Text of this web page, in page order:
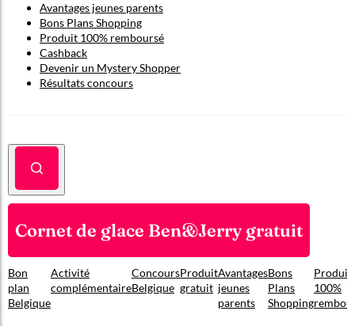
Avantages jeunes parents
Bons Plans Shopping
Produit 100% remboursé
Cashback
Devenir un Mystery Shopper
Résultats concours
Cornet de glace Ben&Jerry gratuit
Bon
plan
Belgique
Activité
complémentaire
Concours
Belgique
Produit
gratuit
Avantages
jeunes
parents
Bons
Plans
Shopping
Produit
100%